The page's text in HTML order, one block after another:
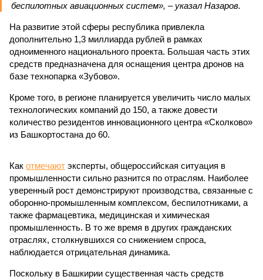
беспилотных авиационных систем», – указал Назаров.
На развитие этой сферы республика привлекла
дополнительно 1,3 миллиарда рублей в рамках
одноименного национального проекта. Большая часть этих
средств предназначена для оснащения центра дронов на
базе технопарка «Зубово».
Кроме того, в регионе планируется увеличить число малых
технологических компаний до 150, а также довести
количество резидентов инновационного центра «Сколково»
из Башкортостана до 60.
Как отмечают эксперты, общероссийская ситуация в
промышленности сильно разнится по отраслям. Наиболее
уверенный рост демонстрируют производства, связанные с
оборонно-промышленным комплексом, беспилотниками, а
также фармацевтика, медицинская и химическая
промышленность. В то же время в других гражданских
отраслях, столкнувшихся со снижением спроса,
наблюдается отрицательная динамика.
Поскольку в Башкирии существенная часть средств